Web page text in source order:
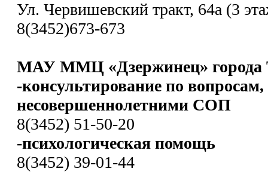
Ул. Червишевский тракт, 64а (3
8(3452)673-673
МАУ ММЦ «Дзержинец» города
-консультирование по
несовершеннолетними СОП
8(3452) 51-50-20
-психологическая помощь
8(3452) 39-01-44